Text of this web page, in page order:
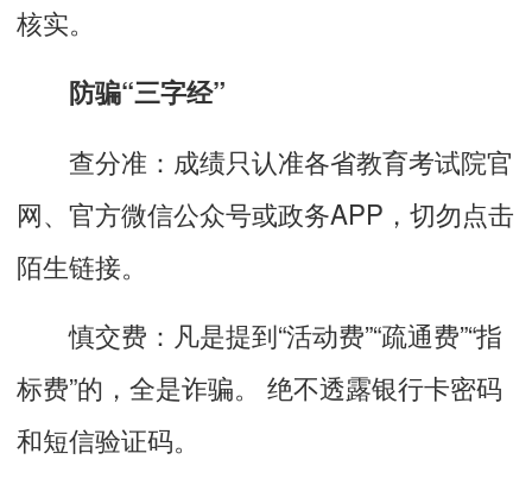
核实。
防骗“三字经”
查分准：成绩只认准各省教育考试院官
网、官方微信公众号或政务APP，切勿点击
陌生链接。
慎交费：凡是提到“活动费”“疏通费”“指
标费”的，全是诈骗。 绝不透露银行卡密码
和短信验证码。